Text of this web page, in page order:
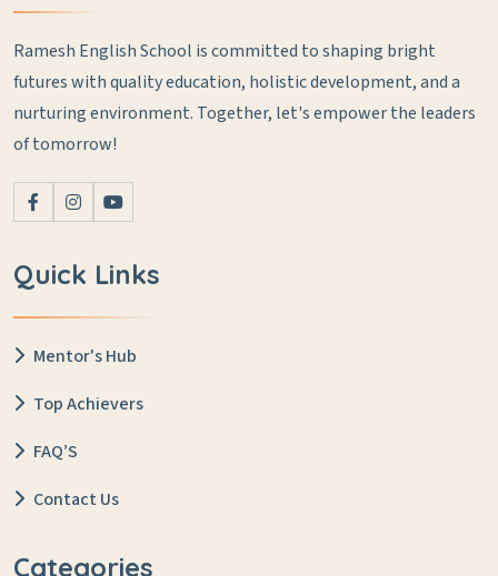
Ramesh English School is committed to shaping bright
futures with quality education, holistic development, and a
nurturing environment. Together, let's empower the leaders
of tomorrow!
Quick Links
Mentor's Hub
Top Achievers
FAQ’S
Contact Us
Categories